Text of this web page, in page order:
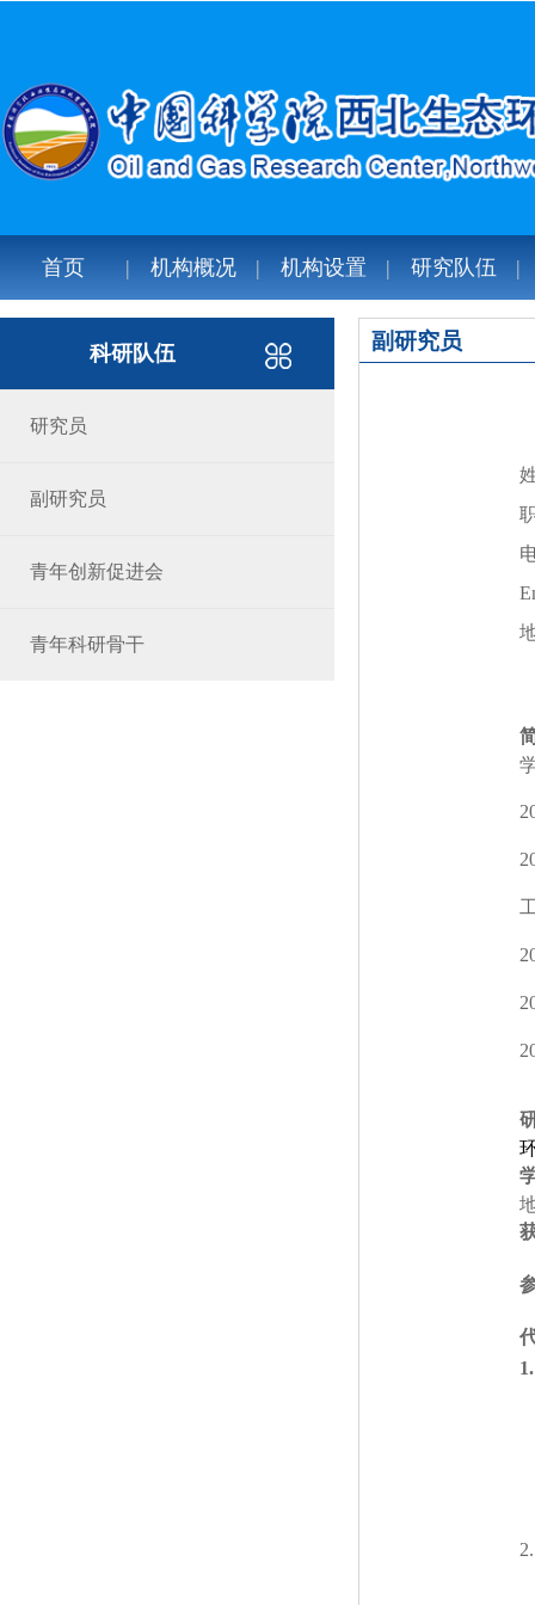
首页 机构概况 机构设置 研究队伍
副研究员
1.
2.
科研队伍
研究员
副研究员
青年创新促进会
青年科研骨干